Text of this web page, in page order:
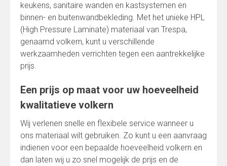
keukens, sanitaire wanden en kastsystemen en
binnen- en buitenwandbekleding. Met het unieke HPL
(High Pressure Laminate) materiaal van Trespa,
genaamd volkern, kunt u verschillende
werkzaamheden verrichten tegen een aantrekkelijke
prijs.
Een prijs op maat voor uw hoeveelheid
kwalitatieve volkern
Wij verlenen snelle en flexibele service wanneer u
ons materiaal wilt gebruiken. Zo kunt u een aanvraag
indienen voor een bepaalde hoeveelheid volkern en
dan laten wij u zo snel mogelijk de prijs en de